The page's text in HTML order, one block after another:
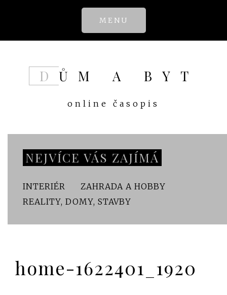
content
MENU
DŮM A BYT
online časopis
NEJVÍCE VÁS ZAJÍMÁ
INTERIÉR
ZAHRADA A HOBBY
REALITY, DOMY, STAVBY
home-1622401_1920